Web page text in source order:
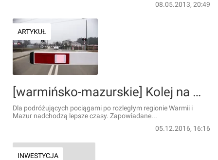
08.05.2013, 20:49
ARTYKUŁ
[warmińsko-mazurskie] Kolej na Warmii i Mazurach przyspieszy
Dla podróżujących pociągami po rozległym regionie Warmii i
Mazur nadchodzą lepsze czasy. Zapowiadane...
05.12.2016, 16:16
INWESTYCJA